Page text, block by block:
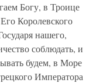
Богу, в Троице
Королевского
нашего,
соблюдать, и
будем, в Море
Императора